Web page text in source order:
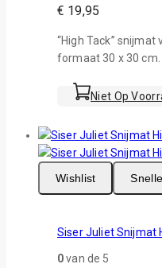
€ 19,95
“High Tack”
formaat 30 x 30 cm.
Niet Op
Wishlist
Siser Juliet Snijmat
0van de 5